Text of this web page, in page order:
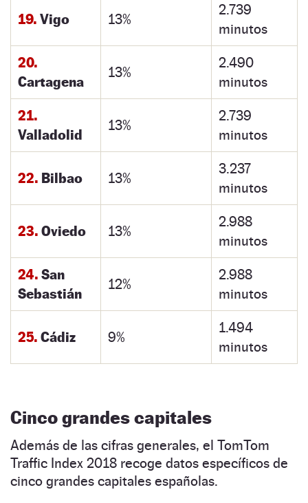
19. Vigo 13%
2.739
minutos
20.
Cartagena
13%
2.490
minutos
21.
Valladolid
13%
2.739
minutos
22. Bilbao 13%
3.237
minutos
23. Oviedo 13%
2.988
minutos
24. San
Sebastián
12%
2.988
minutos
25. Cádiz 9%
1.494
minutos
Cinco grandes capitales
Además de las cifras generales, el TomTom
Traffic Index 2018 recoge datos específicos de
cinco grandes capitales españolas.